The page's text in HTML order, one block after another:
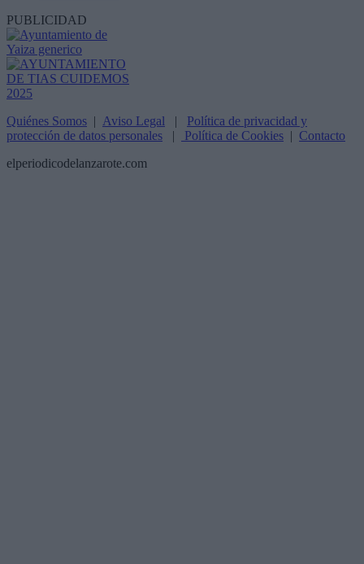
PUBLICIDAD
Quiénes Somos | Aviso Legal | Política de privacidad y
protección de datos personales | Política de Cookies | Contacto
elperiodicodelanzarote.com